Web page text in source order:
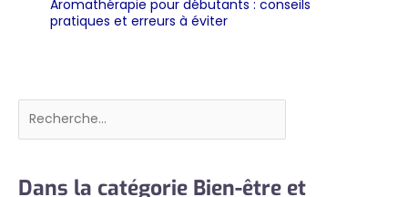
Aromathérapie pour débutants : conseils
pratiques et erreurs à éviter
Rechercher
Dans la catégorie Bien-être et